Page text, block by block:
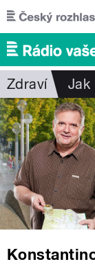
Přejít k hlavnímu
Zdraví Jak